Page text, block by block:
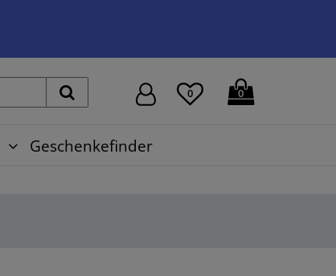
0 0
Geschenkefinder